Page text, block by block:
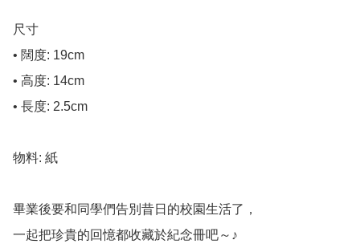
尺寸
• 闊度: 19cm
• 高度: 14cm
• 長度: 2.5cm
物料: 紙
畢業後要和同學們告別昔日的校園生活了，
一起把珍貴的回憶都收藏於紀念冊吧～♪